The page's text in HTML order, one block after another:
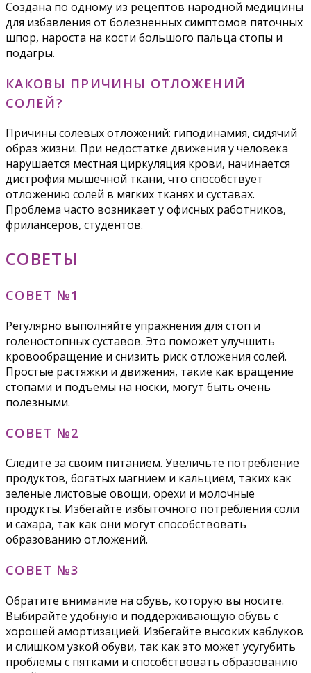
Создана по одному из рецептов народной медицины
для избавления от болезненных симптомов пяточных
шпор, нароста на кости большого пальца стопы и
подагры.
КАКОВЫ ПРИЧИНЫ ОТЛОЖЕНИЙ
СОЛЕЙ?
Причины солевых отложений: гиподинамия, сидячий
образ жизни. При недостатке движения у человека
нарушается местная циркуляция крови, начинается
дистрофия мышечной ткани, что способствует
отложению солей в мягких тканях и суставах.
Проблема часто возникает у офисных работников,
фрилансеров, студентов.
СОВЕТЫ
СОВЕТ №1
Регулярно выполняйте упражнения для стоп и
голеностопных суставов. Это поможет улучшить
кровообращение и снизить риск отложения солей.
Простые растяжки и движения, такие как вращение
стопами и подъемы на носки, могут быть очень
полезными.
СОВЕТ №2
Следите за своим питанием. Увеличьте потребление
продуктов, богатых магнием и кальцием, таких как
зеленые листовые овощи, орехи и молочные
продукты. Избегайте избыточного потребления соли
и сахара, так как они могут способствовать
образованию отложений.
СОВЕТ №3
Обратите внимание на обувь, которую вы носите.
Выбирайте удобную и поддерживающую обувь с
хорошей амортизацией. Избегайте высоких каблуков
и слишком узкой обуви, так как это может усугубить
проблемы с пятками и способствовать образованию